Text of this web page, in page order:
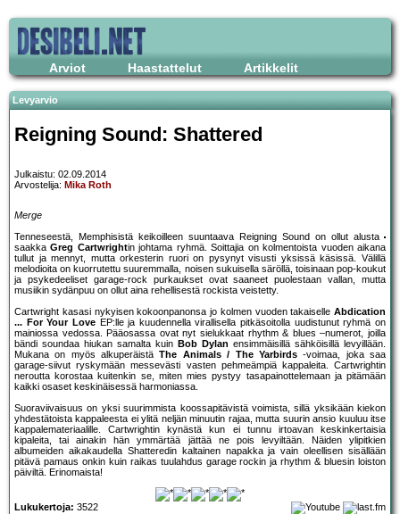
Arviot Haastattelut Artikkelit
Levyarvio
Reigning Sound: Shattered
Julkaistu: 02.09.2014
Arvostelija: Mika Roth
Merge
Tenneseestä, Memphisistä keikoilleen suuntaava Reigning Sound on ollut alusta
saakkaGreg Cartwrightin johtama ryhmä. Soittajia on kolmentoista vuoden aikana
tullut ja mennyt, mutta orkesterin ruori on pysynyt visusti yksissä käsissä. Välillä
melodioita on kuorrutettu suuremmalla, noisen sukuisella säröllä, toisinaan pop-koukut
ja psykedeeliset garage-rock purkaukset ovat saaneet puolestaan vallan, mutta
musiikin sydänpuu on ollut aina rehellisestä rockista veistetty.
Cartwright kasasi nykyisen kokoonpanonsa jo kolmen vuoden takaiselle Abdication
... For Your LoveEP:lle ja kuudennella virallisella pitkäsoitolla uudistunut ryhmä on
mainiossa vedossa. Pääosassa ovat nyt sielukkaat rhythm & blues –numerot, joilla
bändi soundaa hiukan samalta kuin Bob Dylan ensimmäisillä sähköisillä levyillään.
Mukana on myös alkuperäistäThe Animals / The Yarbirds-voimaa, joka saa
garage-siivut ryskymään messevästi vasten pehmeämpiä kappaleita. Cartwrightin
neroutta korostaa kuitenkin se, miten mies pystyy tasapainottelemaan ja pitämään
kaikki osaset keskinäisessä harmoniassa.
Suoraviivaisuus on yksi suurimmista koossapitävistä voimista, sillä yksikään kiekon
yhdestätoista kappaleesta ei ylitä neljän minuutin rajaa, mutta suurin ansio kuuluu itse
kappalemateriaalille. Cartwrightin kynästä kun ei tunnu irtoavan keskinkertaisia
kipaleita, tai ainakin hän ymmärtää jättää ne pois levyiltään. Näiden ylipitkien
albumeiden aikakaudella Shatteredin kaltainen napakka ja vain oleellisen sisällään
pitävä pamaus onkin kuin raikas tuulahdus garage rockin ja rhythm & bluesin loiston
päiviltä. Erinomaista!
Lukukertoja: 3522